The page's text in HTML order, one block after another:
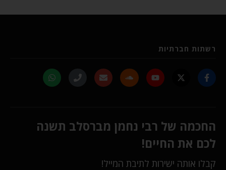
רשתות חברתיות
החכמה של רבי נחמן מברסלב תשנה
לכם את החיים!
קבלו אותה ישירות לתיבת המייל!